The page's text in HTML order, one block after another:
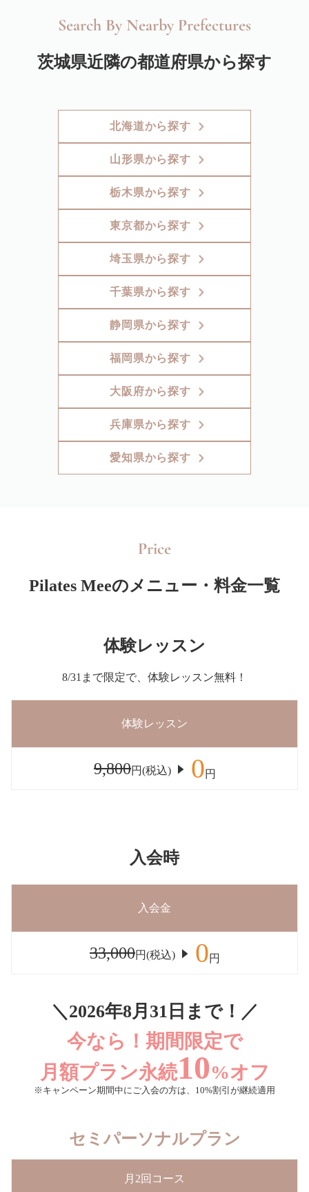
Search By Nearby Prefectures
茨城県近隣の都道府県から探す
北海道から探す
山形県から探す
栃木県から探す
東京都から探す
埼玉県から探す
千葉県から探す
静岡県から探す
福岡県から探す
大阪府から探す
兵庫県から探す
愛知県から探す
Price
Pilates Meeのメニュー・料金一覧
体験レッスン
8/31まで限定で、体験レッスン無料！
体験レッスン
9,800円(税込) 0円
入会時
入会金
33,000円(税込) 0円
＼2026年8月31日まで！／
今なら！期間限定で
月額プラン永続10%オフ
※キャンペーン期間中にご入会の方は、10%割引が継続適用
セミパーソナルプラン
月2回コース